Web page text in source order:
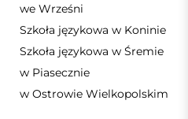
we Wrześni
Szkoła językowa w Koninie
Szkoła językowa w Śremie
w Piasecznie
w Ostrowie Wielkopolskim